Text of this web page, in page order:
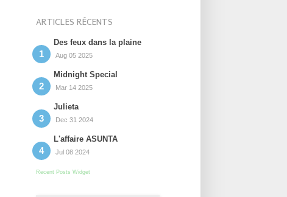
ARTICLES RÉCENTS
Des feux dans la plaine
Aug 05 2025
Midnight Special
Mar 14 2025
Julieta
Dec 31 2024
L'affaire ASUNTA
Jul 08 2024
Recent Posts Widget